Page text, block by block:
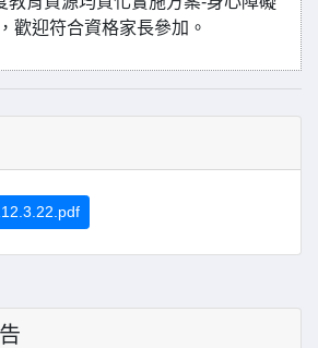
歡迎符合資格家長參加。